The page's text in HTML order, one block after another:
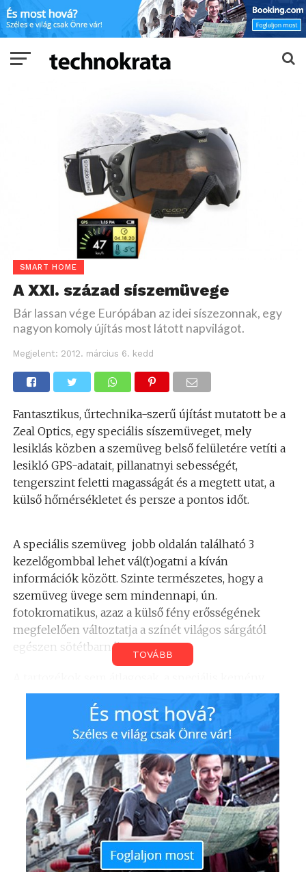
SMART HOME
A XXI. század síszemüvege
Bár lassan vége Európában az idei síszezonnak, egy
nagyon komoly újítás most látott napvilágot.
Megjelent: 2012. március 6. kedd
Fantasztikus, űrtechnika-szerű újítást mutatott be a
Zeal Optics, egy speciális síszemüveget, mely
lesiklás közben a szemüveg belső felületére vetíti a
lesikló GPS-adatait, pillanatnyi sebességét,
tengerszint feletti magasságát és a megtett utat, a
külső hőmérsékletet és persze a pontos időt.
A speciális szemüveg jobb oldalán található 3
kezelőgombbal lehet vál(t)ogatni a kíván
információk között. Szinte természetes, hogy a
szemüveg üvege sem mindennapi, ún.
fotokromatikus, azaz a külső fény erősségének
megfelelően változtatja a színét világos sárgától
egészen sötétbarnáig.
tokon kívül kaphatunk hozzá microUSB
töltőt/adatkábelt, európai és amerikai hálózati
adaptert, a speciális lencse tisztításához szükséges
csomagot és egy PC/Mac szoftvert, mellyel a
szemüveg memóriájából ki lehet olvasni a lesiklás
adatait, melyet akár a Google Mapsra rá is lehet
fektetni, végignézve a lesiklás pontos útvonalát.
A kissé futurisztikus síszemüveg ára sem
hétköznapi, 450 angol fontért (kb. 155.000 Ft mai
árfolyamon) megkaphatja az, akinek már csak ez
TOVÁBB